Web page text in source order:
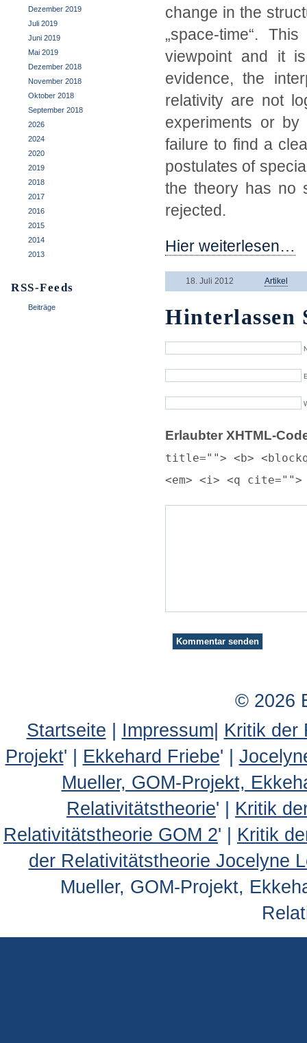
Dezember 2019
Juli 2019
Juni 2019
Mai 2019
Dezember 2018
November 2018
Oktober 2018
September 2018
2026
2024
2020
2019
2018
2017
2016
2015
2014
2013
RSS-Feeds
Beiträge
change in the
„space-time“.
viewpoint and it
evidence, the
relativity are not
experiments or
failure to find a
postulates of
the theory has no
rejected.
Hier weiterlesen…
18. Juli 2012 Artikel
Hinterlassen
Erlaubter XHTML-
title=""> <b>
<em> <i> <q
© 2026
Startseite | Impressum| Kritik der
Projekt' | Ekkehard Friebe' |
Mueller, GOM-Projekt,
Relativitätstheorie' | Kritik
Relativitätstheorie GOM 2' | Kritik
der Relativitätstheorie Jocelyne
Mueller, GOM-Projekt,